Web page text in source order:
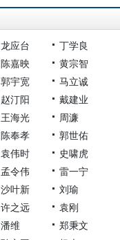
龙应台
丁学良
陈嘉映
黄宗智
郭宇宽
马立诚
赵汀阳
戴建业
王海光
周濂
陈奉孝
郭世佑
袁伟时
史啸虎
孟令伟
雷一宁
沙叶新
刘瑜
许之远
袁刚
潘维
郑秉文